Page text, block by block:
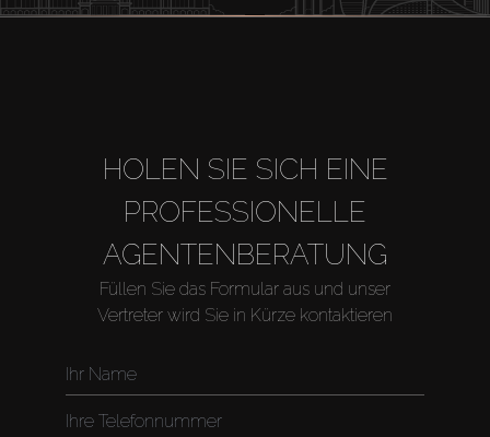
HOLEN SIE SICH EINE
PROFESSIONELLE
AGENTENBERATUNG
Füllen Sie das Formular aus und unser
Vertreter wird Sie in Kürze kontaktieren